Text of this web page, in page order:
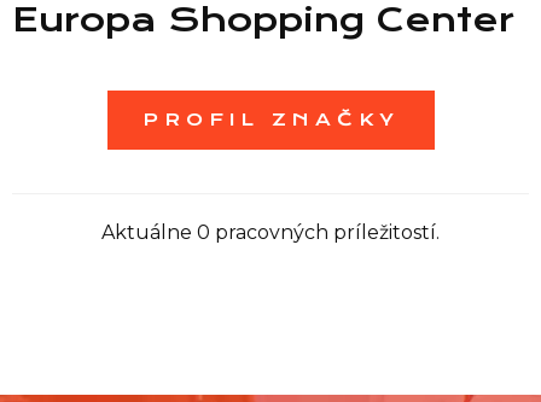
Europa Shopping Center
PROFIL ZNAČKY
Aktuálne 0 pracovných príležitostí.